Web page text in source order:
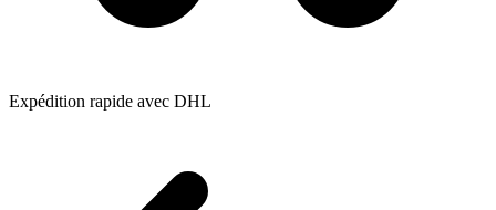
Expédition rapide avec DHL